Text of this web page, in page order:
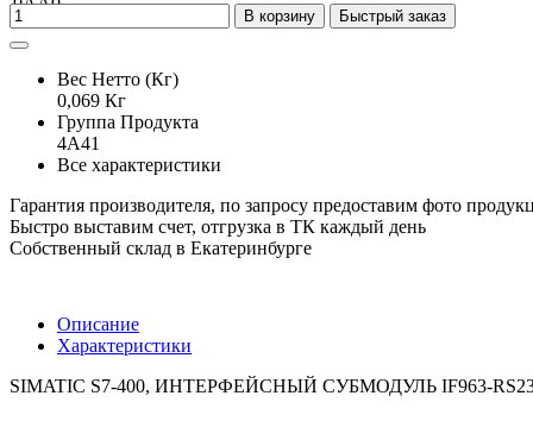
В корзину Быстрый заказ
Вес Нетто (Кг)
0,069 Кг
Группа Продукта
4A41
Все характеристики
Гарантия производителя, по запросу предоставим фото
Быстро выставим счет, отгрузка в ТК каждый день
Собственный склад в Екатеринбурге
Описание
Характеристики
SIMATIC S7-400, ИНТЕРФЕЙСНЫЙ СУБМОДУЛЬ IF963-